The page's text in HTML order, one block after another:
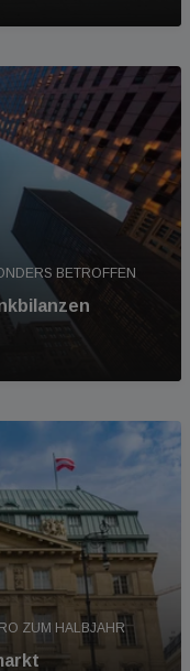
BETROFFEN
ZUM HALBJAHR